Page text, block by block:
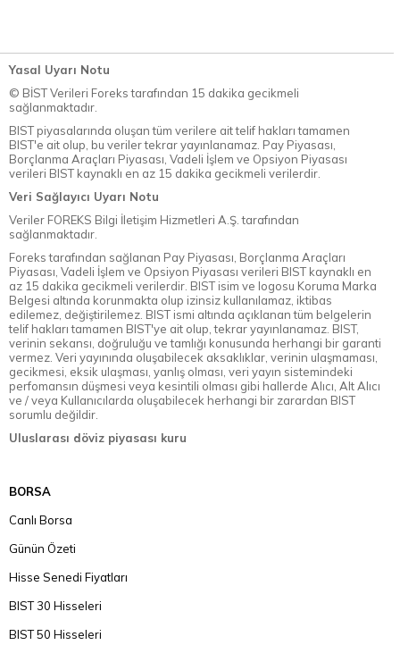
Yasal Uyarı Notu
© BİST Verileri Foreks tarafından 15 dakika gecikmeli
sağlanmaktadır.
BIST piyasalarında oluşan tüm verilere ait telif hakları tamamen
BIST'e ait olup, bu veriler tekrar yayınlanamaz. Pay Piyasası,
Borçlanma Araçları Piyasası, Vadeli İşlem ve Opsiyon Piyasası
verileri BIST kaynaklı en az 15 dakika gecikmeli verilerdir.
Veri Sağlayıcı Uyarı Notu
Veriler FOREKS Bilgi İletişim Hizmetleri A.Ş. tarafından
sağlanmaktadır.
Foreks tarafından sağlanan Pay Piyasası, Borçlanma Araçları
Piyasası, Vadeli İşlem ve Opsiyon Piyasası verileri BIST kaynaklı en
az 15 dakika gecikmeli verilerdir. BIST isim ve logosu Koruma Marka
Belgesi altında korunmakta olup izinsiz kullanılamaz, iktibas
edilemez, değiştirilemez. BIST ismi altında açıklanan tüm belgelerin
telif hakları tamamen BIST'ye ait olup, tekrar yayınlanamaz. BIST,
verinin sekansı, doğruluğu ve tamlığı konusunda herhangi bir garanti
vermez. Veri yayınında oluşabilecek aksaklıklar, verinin ulaşmaması,
gecikmesi, eksik ulaşması, yanlış olması, veri yayın sistemindeki
perfomansın düşmesi veya kesintili olması gibi hallerde Alıcı, Alt Alıcı
ve / veya Kullanıcılarda oluşabilecek herhangi bir zarardan BIST
sorumlu değildir.
Uluslarası döviz piyasası kuru
BORSA
Canlı Borsa
Günün Özeti
Hisse Senedi Fiyatları
BIST 30 Hisseleri
BIST 50 Hisseleri